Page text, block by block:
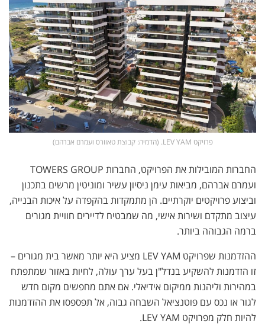
פרויקט LEV YAM. (הדמיה: קבוצת טאוורס ועמרם אברהם)
החברות המובילות את הפרויקט, החברות TOWERS GROUP
ועמרם אברהם, מביאות עימן ניסיון עשיר ומוניטין מרשים בתכנון
וביצוע פרויקטים יוקרתיים. הן מתמקדות בהקפדה על איכות הבנייה,
עיצוב מתקדם ושירות אישי, מה שמבטיח לדיירים חוויית מגורים
ברמה הגבוהה ביותר.
ההזדמנות שפרויקט LEV YAM מציע היא יותר מאשר בית מגורים –
זו הזדמנות להשקיע בנדל"ן בעל ערך עולה, לחיות באזור שמתפתח
במהירות וליהנות ממיקום אידיאלי. אם אתם מחפשים מקום חדש
לגור או נכס עם פוטנציאל השבחה גבוה, אל תפספסו את ההזדמנות
להיות חלק מפרויקט LEV YAM.